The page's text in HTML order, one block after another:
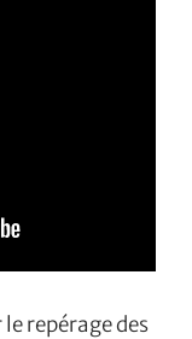
repérage des